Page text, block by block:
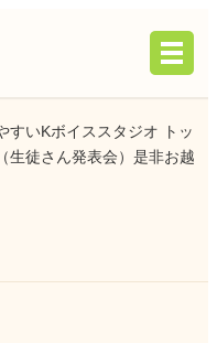
すいKボイススタジオ トッ
生徒さん発表会）是非お越